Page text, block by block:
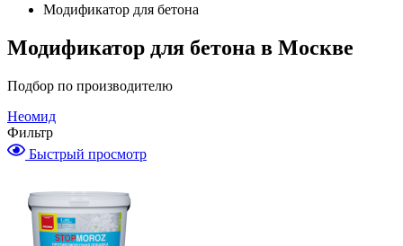
Модификатор для бетона
Модификатор для бетона в Москве
Подбор по производителю
Неомид
Фильтр
Быстрый просмотр